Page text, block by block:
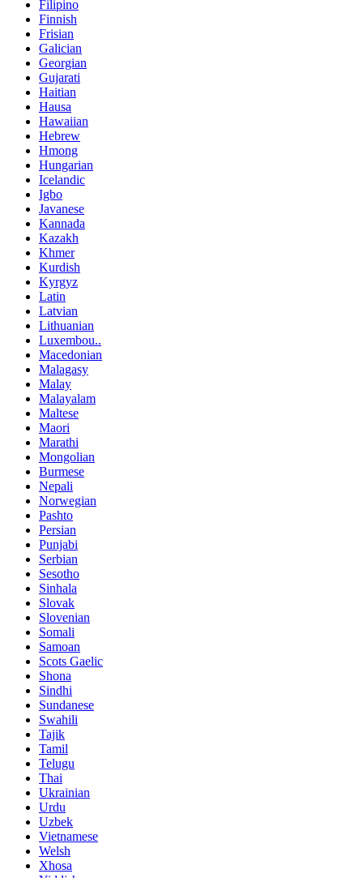
Filipino
Finnish
Frisian
Galician
Georgian
Gujarati
Haitian
Hausa
Hawaiian
Hebrew
Hmong
Hungarian
Icelandic
Igbo
Javanese
Kannada
Kazakh
Khmer
Kurdish
Kyrgyz
Latin
Latvian
Lithuanian
Luxembou..
Macedonian
Malagasy
Malay
Malayalam
Maltese
Maori
Marathi
Mongolian
Burmese
Nepali
Norwegian
Pashto
Persian
Punjabi
Serbian
Sesotho
Sinhala
Slovak
Slovenian
Somali
Samoan
Scots Gaelic
Shona
Sindhi
Sundanese
Swahili
Tajik
Tamil
Telugu
Thai
Ukrainian
Urdu
Uzbek
Vietnamese
Welsh
Xhosa